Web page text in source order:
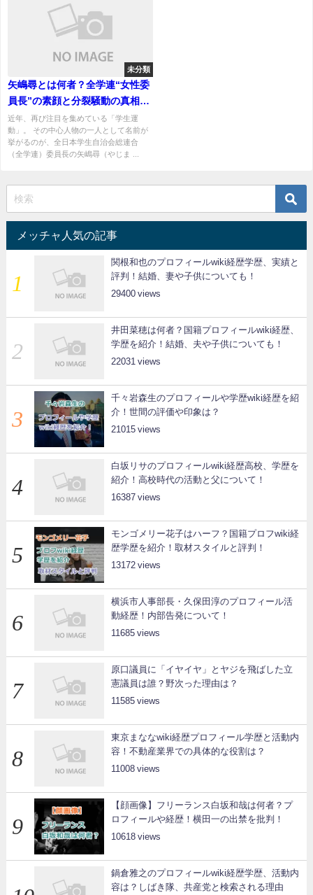
未分類
矢嶋尋とは何者？全学連“女性委
員長”の素顔と分裂騒動の真相を
解説
近年、再び注目を集めている「学生運
動」。 その中心人物の一人として名前が
挙がるのが、全日本学生自治会総連合
（全学連）委員長の矢嶋尋（やじま ...
メッチャ人気の記事
関根和也のプロフィールwiki経歴学歴、実績と
評判！結婚、妻や子供についても！
29400
井田菜穂は何者？国籍プロフィールwiki経歴、
学歴を紹介！結婚、夫や子供についても！
22031
千々岩森生のプロフィールや学歴wiki経歴を紹
介！世間の評価や印象は？
21015
白坂リサのプロフィールwiki経歴高校、学歴を
紹介！高校時代の活動と父について！
16387
モンゴメリー花子はハーフ？国籍プロフwiki経
歴学歴を紹介！取材スタイルと評判！
13172
横浜市人事部長・久保田淳のプロフィール活
動経歴！内部告発について！
11685
原口議員に「イヤイヤ」とヤジを飛ばした立
憲議員は誰？野次った理由は？
11585
東京まななwiki経歴プロフィール学歴と活動内
容！不動産業界での具体的な役割は？
11008
【顔画像】フリーランス白坂和哉は何者？プ
ロフィールや経歴！横田一の出禁を批判！
10618
鍋倉雅之のプロフィールwiki経歴学歴、活動内
容は？しばき隊、共産党と検索される理由